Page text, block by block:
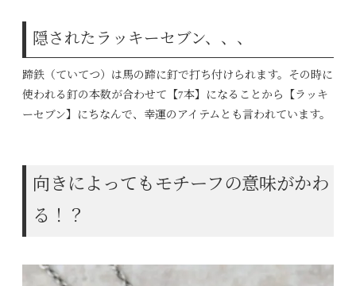
隠されたラッキーセブン、、、
蹄鉄（ていてつ）は馬の蹄に釘で打ち付けられます。その時に
使われる釘の本数が合わせて【7本】になることから【ラッキ
ーセブン】にちなんで、幸運のアイテムとも言われています。
向きによってもモチーフの意味がかわ
る！？